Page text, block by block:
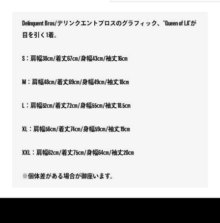
Delinquent Bros/デリンクエントブロスのグラフィック、”Queen of LA”が
目を引く1着。
S：肩幅38㎝/着丈67㎝/身幅43㎝/袖丈16㎝
M：肩幅48㎝/着丈69㎝/身幅49㎝/袖丈18㎝
L：肩幅52㎝/着丈72㎝/身幅55㎝/袖丈18.5㎝
XL：肩幅56㎝/着丈74㎝/身幅59㎝/袖丈19㎝
XXL：肩幅62㎝/着丈75㎝/身幅64㎝/袖丈20㎝
※個体差がある場合が御座います。